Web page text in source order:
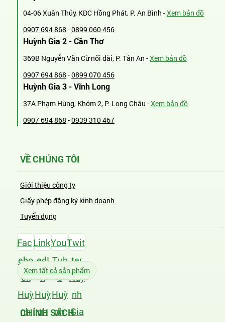
04-06 Xuân Thủy, KDC Hồng Phát, P. An Bình -Xem bản đồ
0907 694 868 -0899 060 456
Huỳnh Gia 2 - Cần Thơ
369B Nguyễn Văn Cừ nối dài, P. Tân An -Xem bản đồ
0907 694 868 -0899 070 456
Huỳnh Gia 3 - Vĩnh Long
37A Phạm Hùng, Khóm 2, P. Long Châu -Xem bản đồ
0907 694 868 -0939 310 467
VỀ CHÚNG TÔI
Giới thiệu công ty
Giấy phép đăng ký kinh doanh
Tuyển dụng
Fac
ebo
ok
Huỳ
nh
Link
edI
n
Huỳ
nh
You
Tub
e
Huỳ
nh
Twit
ter
Huỳ
nh
Gia
Xem tất cả sản phẩm
CHÍNH SÁCH